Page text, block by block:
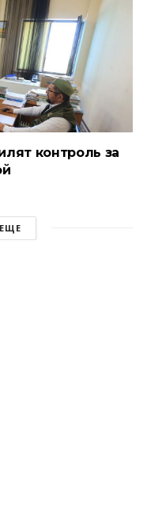
контроль за